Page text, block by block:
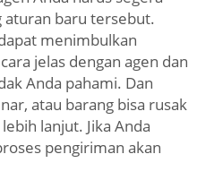
baru tersebut.
menimbulkan
jelas dengan agen dan
Anda pahami. Dan
atau barang bisa rusak
lanjut. Jika Anda
pengiriman akan